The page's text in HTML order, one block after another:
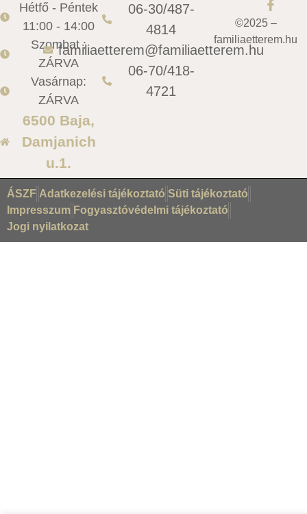
Hétfő - Péntek
11:00 - 14:00
Szombat :
ZÁRVA
Vasárnap:
ZÁRVA
6500 Baja,
Damjanich
u.1.
06-30/487-
4814
familiaetterem@familiaetterem.hu
06-70/418-
4721
©2025 –
familiaetterem.hu
ÁSZF Adatkezelési tájékoztató Süti tájékoztató
Impresszum Fogyasztóvédelmi tájékoztató
Jogi nyilatkozat